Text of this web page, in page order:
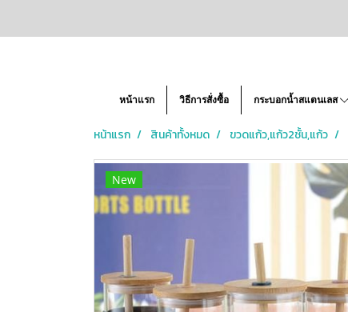
หน้าแรก วิธีการสั่งซื้อ กระบอกน้ำสแตนเลส
หน้าแรก สินค้าทั้งหมด ขวดแก้ว,แก้ว2ชั้น,แก้ว
New